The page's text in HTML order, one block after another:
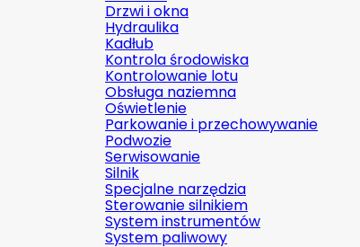
Drzwi i okna
Hydraulika
Kadłub
Kontrola środowiska
Kontrolowanie lotu
Obsługa naziemna
Oświetlenie
Parkowanie i przechowywanie
Podwozie
Serwisowanie
Silnik
Specjalne narzędzia
Sterowanie silnikiem
System instrumentów
System paliwowy